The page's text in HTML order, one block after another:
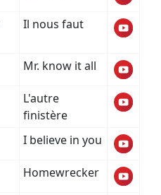
Il nous faut
Mr. know it all
L'autre
finistère
I believe in you
Homewrecker